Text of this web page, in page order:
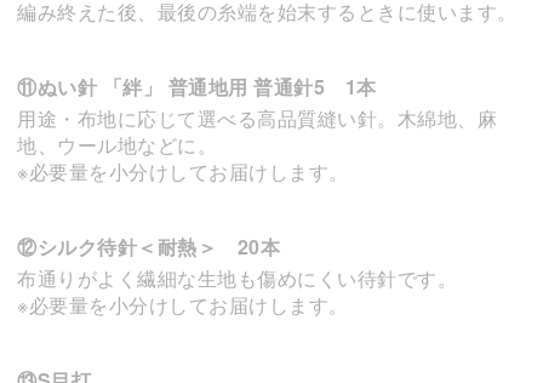
編み終えた後、最後の糸端を始末するときに使います。
⑪ぬい針 「絆」 普通地用 普通針5 1本
用途・布地に応じて選べる高品質縫い針。木綿地、麻
地、ウール地などに。
※必要量を小分けしてお届けします。
⑫シルク待針＜耐熱＞ 20本
布通りがよく繊細な生地も傷めにくい待針です。
※必要量を小分けしてお届けします。